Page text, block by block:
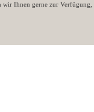
wir Ihnen gerne zur